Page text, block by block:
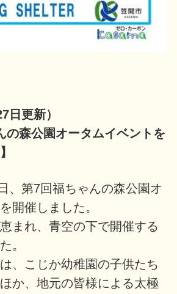
日更新）
の森公園オータムイベントを
、第7回福ちゃんの森公園オ
開催しました。
まれ、青空の下で開催する
。
、こじか幼稚園の子供たち
か、地元の皆様による太極